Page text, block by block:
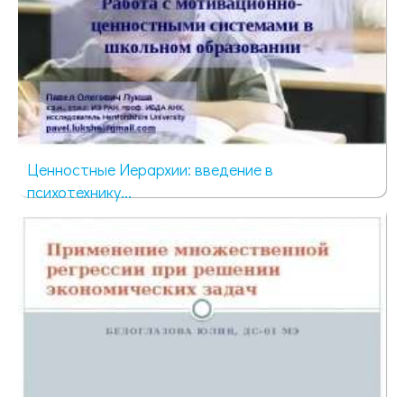
Ценностные Иерархии: введение в
психотехнику...
378 просмотров